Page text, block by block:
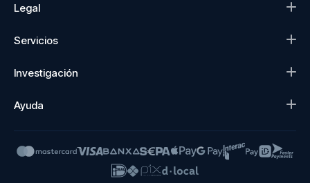
Legal
Servicios
Investigación
Ayuda